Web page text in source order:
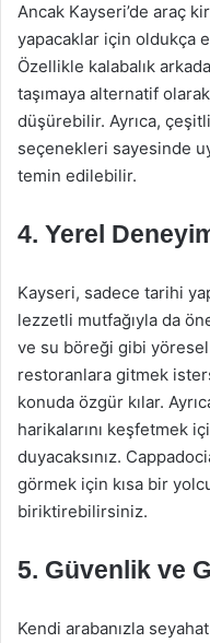
Ancak Kayseri’de araç
yapacaklar için oldukça
Özellikle kalabalık
taşımaya alternatif
düşürebilir. Ayrıca,
seçenekleri sayesinde
temin edilebilir.
4. Yerel
Kayseri, sadece tarihi
lezzetli mutfağıyla da
ve su böreği gibi
restoranlara gitmek
konuda özgür kılar.
harikalarını keşfetmek
duyacaksınız.
görmek için kısa bir
biriktirebilirsiniz.
5. Güvenlik ve
Kendi arabanızla